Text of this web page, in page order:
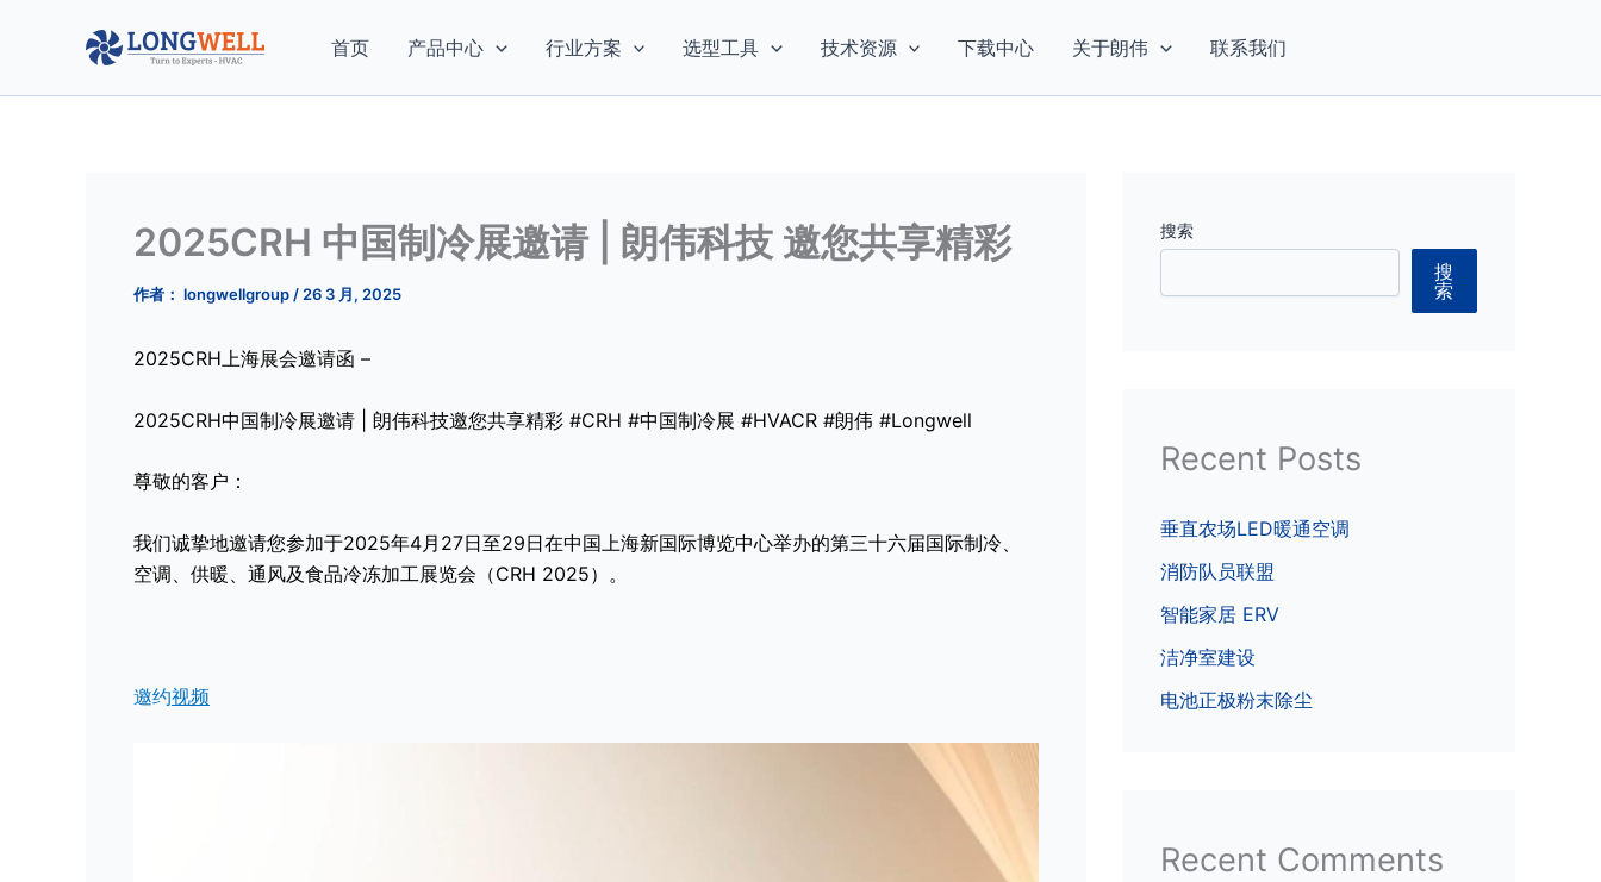
首页 产品中心 行业方案 选型工具 技术资源 下载中心 关于朗伟 联系我们
2025CRH 中国制冷展邀请 | 朗伟科技 邀您共享精彩
作者： longwellgroup / 26 3 月, 2025
2025CRH上海展会邀请函 –
2025CRH中国制冷展邀请 | 朗伟科技邀您共享精彩 #CRH #中国制冷展 #HVACR #朗伟 #Longwell
尊敬的客户：
我们诚挚地邀请您参加于2025年4月27日至29日在中国上海新国际博览中心举办的第三十六届国际制冷、
空调、供暖、通风及食品冷冻加工展览会（CRH 2025）。
邀约视频
搜索
搜
索
Recent Posts
垂直农场LED暖通空调
消防队员联盟
智能家居 ERV
洁净室建设
电池正极粉末除尘
Recent Comments